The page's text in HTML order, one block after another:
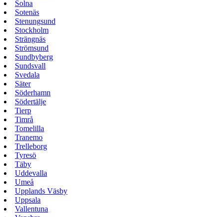
Solna
Sotenäs
Stenungsund
Stockholm
Strängnäs
Strömsund
Sundbyberg
Sundsvall
Svedala
Säter
Söderhamn
Södertälje
Tierp
Timrå
Tomelilla
Tranemo
Trelleborg
Tyresö
Täby
Uddevalla
Umeå
Upplands Väsby
Uppsala
Vallentuna